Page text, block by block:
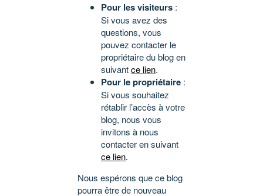
Pour les visiteurs :
Si vous avez des
questions, vous
pouvez contacter le
propriétaire du blog en
suivantce lien.
Pour le propriétaire :
Si vous souhaitez
rétablir l’accès à votre
blog, nous vous
invitons à nous
contacter en suivant
ce lien.
Nous espérons que ce blog
pourra être de nouveau